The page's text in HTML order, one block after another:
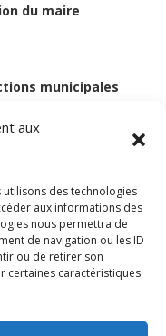
aux
des technologies
aux informations des
nous permettra de
de navigation ou les ID
ou de retirer son
certaines caractéristiques
du maire
municipales